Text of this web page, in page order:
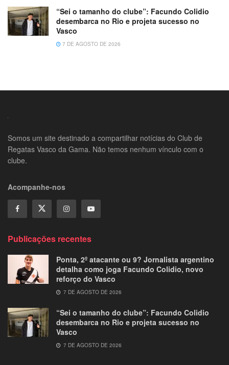
“Sei o tamanho do clube”: Facundo Colidio
desembarca no Rio e projeta sucesso no
Vasco
7 DE AGOSTO DE 2026
Somos um site destinado a compartilhar notícias do Club de
Regatas Vasco da Gama. Não temos nenhum vínculo com o
clube.
Acompanhe-nos
Publicações recentes
Ponta, 2º atacante ou 9? Jornalista argentino
detalha como joga Facundo Colidio, novo
reforço do Vasco
7 DE AGOSTO DE 2026
“Sei o tamanho do clube”: Facundo Colidio
desembarca no Rio e projeta sucesso no
Vasco
7 DE AGOSTO DE 2026